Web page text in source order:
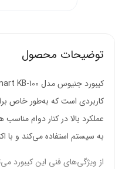
توضیحات محصول
کاربردی است که به‌طور خاص
به سیستم استفاده می‌کند و با
از ویژگی‌های فنی این کیبورد